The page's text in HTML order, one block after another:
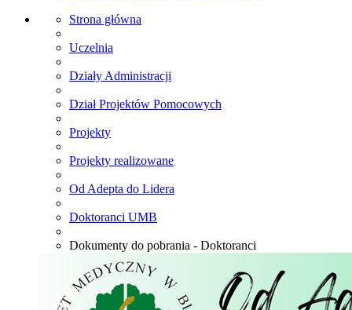
Strona główna
Uczelnia
Działy Administracji
Dział Projektów Pomocowych
Projekty
Projekty realizowane
Od Adepta do Lidera
Doktoranci UMB
Dokumenty do pobrania - Doktoranci